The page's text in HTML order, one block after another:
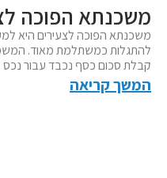
משכנתא הפוכה
משכנתא הפוכה לצעירים היא
להתגלות כמשתלמת מאוד.
קבלת סכום כסף נכבד עבור נכס
המשך קריאה